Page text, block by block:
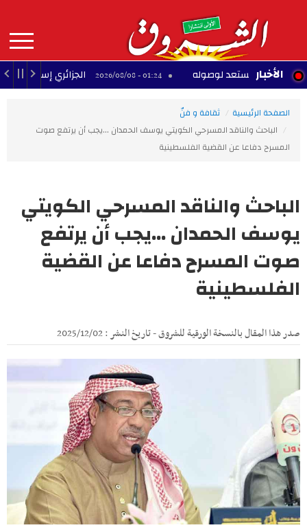
contenu
principal
MAIN
NAVIGATION الأخبار
تستعد لوصوله 01:24 - 2026/08/08 الجزائري إسماعيل بن ناصر
الصفحة الرئيسية
ثقافة و فنّ
الباحث والناقد المسرحي الكويتي يوسف الحمدان ...يجب أن يرتفع صوت
المسرح دفاعا عن القضية الفلسطينية
الباحث والناقد المسرحي الكويتي
يوسف الحمدان ...يجب أن يرتفع
صوت المسرح دفاعا عن القضية
الفلسطينية
صدر هذا المقال بالنسخة الورقية للشروق - تاريخ النشر : 2025/12/02